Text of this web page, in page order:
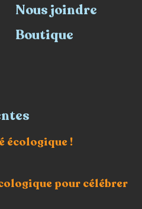
Nous joindre
Boutique
écologique !
pour célébrer